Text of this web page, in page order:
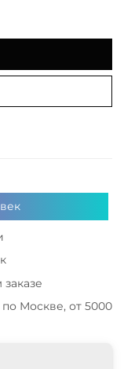
по Москве, от 5000